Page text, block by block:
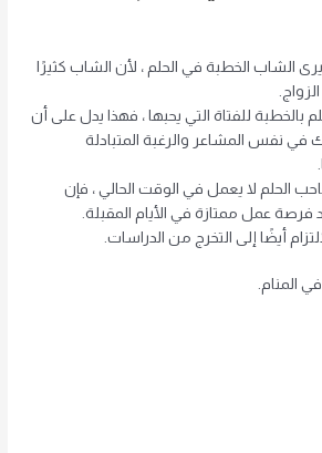
الشاب الخطبة في الحلم ، لأن الشاب كثيرًا
بالخطبة للفتاة التي يحبها ، فهذا يدل على أن
في نفس المشاعر والرغبة المتبادلة
الحلم لا يعمل في الوقت الحالي ، فإن
فرصة عمل ممتازة في الأيام المقبلة.
أيضًا إلى التخرج من الدراسات.
المنام.